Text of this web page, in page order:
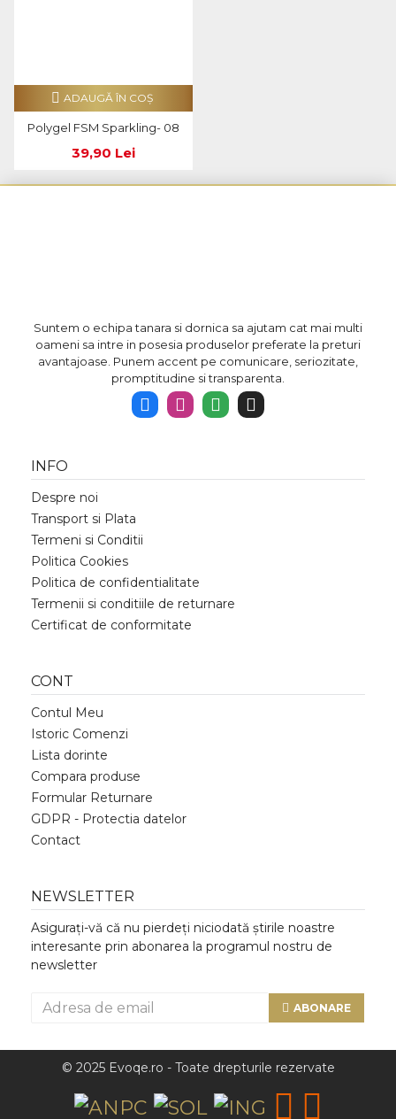
Polygel FSM Sparkling- 08
39,90 Lei
ADAUGĂ ÎN COŞ
Suntem o echipa tanara si dornica sa ajutam cat mai multi
oameni sa intre in posesia produselor preferate la preturi
avantajoase. Punem accent pe comunicare, seriozitate,
promptitudine si transparenta.
INFO
Despre noi
Transport si Plata
Termeni si Conditii
Politica Cookies
Politica de confidentialitate
Termenii si conditiile de returnare
Certificat de conformitate
CONT
Contul Meu
Istoric Comenzi
Lista dorinte
Compara produse
Formular Returnare
GDPR - Protectia datelor
Contact
NEWSLETTER
Asigurați-vă că nu pierdeți niciodată știrile noastre
interesante prin abonarea la programul nostru de
newsletter
ABONARE
© 2025 Evoqe.ro - Toate drepturile rezervate